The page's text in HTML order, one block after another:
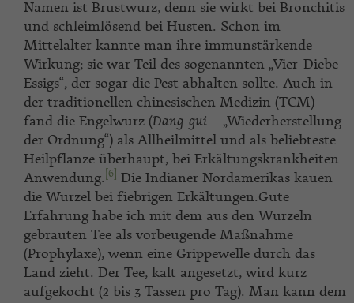
Namen ist Brustwurz, denn sie wirkt bei Bronchitis
und schleimlösend bei Husten. Schon im
Mittelalter kannte man ihre immunstärkende
Wirkung; sie war Teil des sogenannten „Vier-Diebe-
Essigs“, der sogar die Pest abhalten sollte. Auch in
der traditionellen chinesischen Medizin (TCM)
fand die Engelwurz (Dang-gui – „Wiederherstellung
der Ordnung“) als Allheilmittel und als beliebteste
Heilpflanze überhaupt, bei Erkältungskrankheiten
Anwendung. [6]
Die Indianer Nordamerikas kauen
die Wurzel bei fiebrigen Erkältungen.Gute
Erfahrung habe ich mit dem aus den Wurzeln
gebrauten Tee als vorbeugende Maßnahme
(Prophylaxe), wenn eine Grippewelle durch das
Land zieht. Der Tee, kalt angesetzt, wird kurz
aufgekocht (2 bis 3 Tassen pro Tag). Man kann dem